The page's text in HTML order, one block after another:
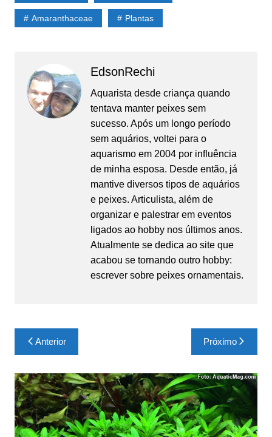
Amaranthaceae Plantas
EdsonRechi
Aquarista desde criança quando
tentava manter peixes sem
sucesso. Após um longo período
sem aquários, voltei para o
aquarismo em 2004 por influência
de minha esposa. Desde então, já
mantive diversos tipos de aquários
e peixes. Articulista, além de
organizar e palestrar em eventos
ligados ao hobby nos últimos anos.
Atualmente se dedica ao site que
acabou se tornando outro hobby:
escrever sobre peixes ornamentais.
Navegação
de
Post
Anterior Próximo